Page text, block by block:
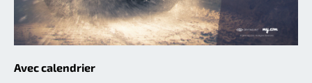
Avec calendrier